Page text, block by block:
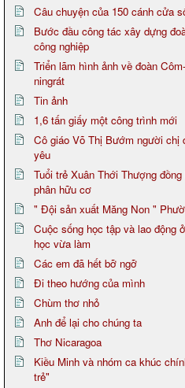
Câu chuyện của 150 cánh cửa
Bước đầu công tác xây dựng
công nghiệp
Triển lãm hình ảnh về đoàn
ningrát
Tin ảnh
1,6 tấn giấy một công trình mới
Cô giáo Võ Thị Bướm người chị
yêu
Tuổi trẻ Xuân Thới Thượng
phân hữu cơ
" Đội sản xuất Măng Non "
Cuộc sống học tập và lao động
học vừa làm
Các em đã hết bỡ ngỡ
Đi theo hướng của mình
Chùm thơ nhỏ
Anh để lại cho chúng ta
Thơ Nicaragoa
Kiều Minh và nhóm ca khúc
trẻ"